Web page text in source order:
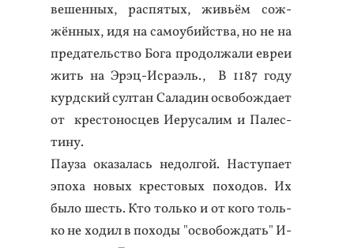
вешен­ных, рас­пя­тых, живь­ём сож­
жённых, идя на са­мо­убий­ства, но не на
пре­датель­ство Бо­га про­дол­жа­ли ев­реи
жить на Эрэц-Ис­ра­эль., В 1187 го­ду
курд­ский сул­тан Са­ладин ос­во­бож­да­ет
от крес­то­нос­цев И­еру­салим и Па­лес­
ти­ну.
Па­уза ока­залась не­дол­гой. Нас­ту­па­ет
эпо­ха но­вых крес­то­вых по­ходов. Их
бы­ло шесть. Кто толь­ко и от ко­го толь­
ко не хо­дил в по­ходы "ос­во­бож­дать" И­